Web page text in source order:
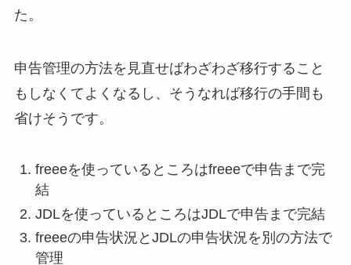
た。
申告管理の方法を見直せばわざわざ移行すること
もしなくてよくなるし、そうなれば移行の手間も
省けそうです。
freeeを使っているところはfreeeで申告まで完
結
JDLを使っているところはJDLで申告まで完結
freeeの申告状況とJDLの申告状況を別の方法で
管理